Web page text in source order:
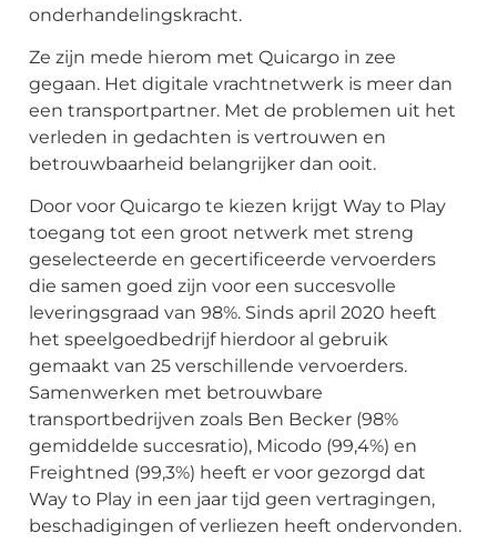
onderhandelingskracht.
Ze zijn mede hierom met Quicargo in zee
gegaan. Het digitale vrachtnetwerk is meer dan
een transportpartner. Met de problemen uit het
verleden in gedachten is vertrouwen en
betrouwbaarheid belangrijker dan ooit.
Door voor Quicargo te kiezen krijgt Way to Play
toegang tot een groot netwerk met streng
geselecteerde en gecertificeerde vervoerders
die samen goed zijn voor een succesvolle
leveringsgraad van 98%. Sinds april 2020 heeft
het speelgoedbedrijf hierdoor al gebruik
gemaakt van 25 verschillende vervoerders.
Samenwerken met betrouwbare
transportbedrijven zoals Ben Becker (98%
gemiddelde succesratio), Micodo (99,4%) en
Freightned (99,3%) heeft er voor gezorgd dat
Way to Play in een jaar tijd geen vertragingen,
beschadigingen of verliezen heeft ondervonden.